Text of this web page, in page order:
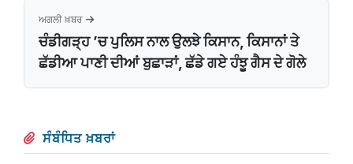
ਅਗਲੀ ਖ਼ਬਰ
ਚੰਡੀਗੜ੍ਹ ’ਚ ਪੁਲਿਸ ਨਾਲ ਉਲਝੇ ਕਿਸਾਨ, ਕਿਸਾਨਾਂ ਤੇ
ਛੱਡੀਆ ਪਾਣੀ ਦੀਆਂ ਬੁਛਾੜਾਂ, ਛੱਡੇ ਗਏ ਹੰਝੂ ਗੈਸ ਦੇ ਗੋਲੇ
ਸੰਬੰਧਿਤ ਖ਼ਬਰਾਂ